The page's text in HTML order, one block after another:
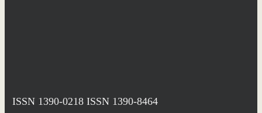
ISSN 1390-0218 ISSN 1390-8464